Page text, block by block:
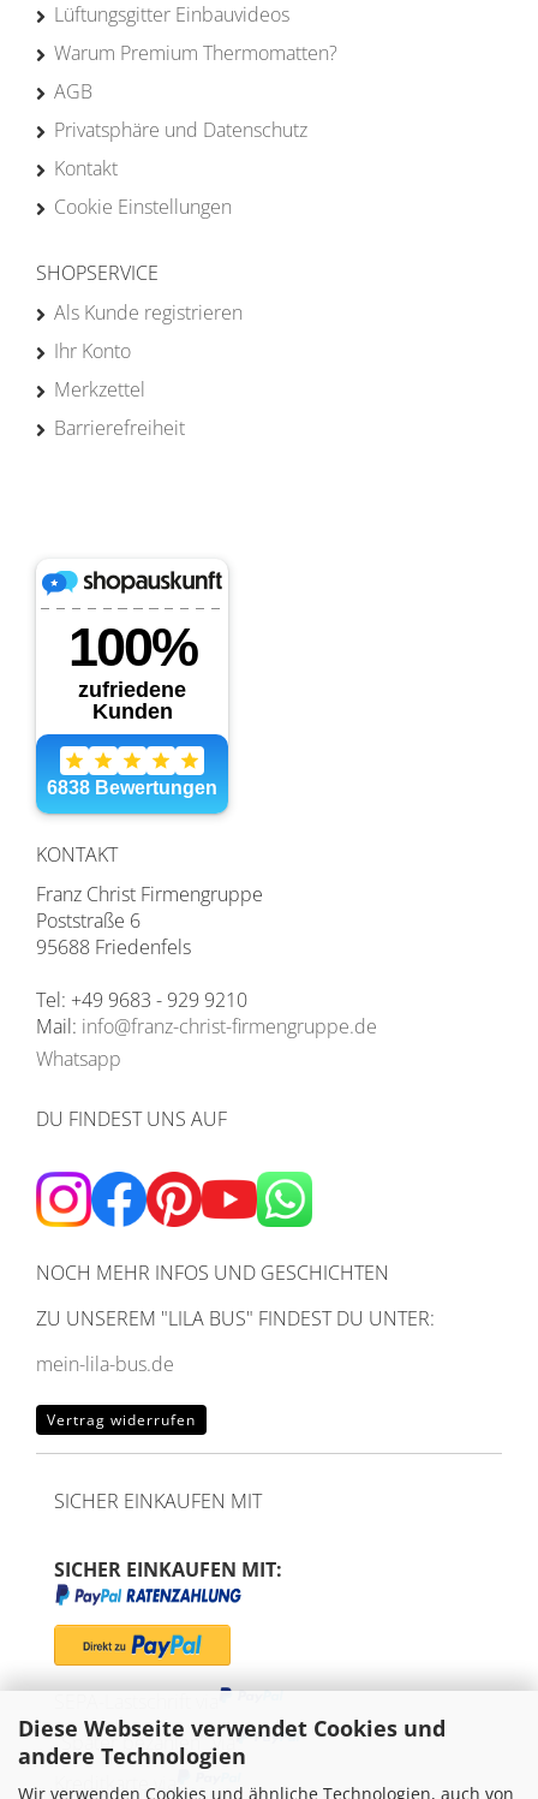
Diese Webseite verwendet Cookies und
andere Technologien
Wir verwenden Cookies und ähnliche Technologien, auch von
Lüftungsgitter Einbauvideos
Warum Premium Thermomatten?
AGB
Privatsphäre und Datenschutz
Kontakt
Cookie Einstellungen
SHOPSERVICE
Als Kunde registrieren
Ihr Konto
Merkzettel
Barrierefreiheit
KONTAKT
Franz Christ Firmengruppe
Poststraße 6
95688 Friedenfels
Tel: +49 9683 - 929 9210
Mail: info@franz-christ-firmengruppe.de
Whatsapp
DU FINDEST UNS AUF
NOCH MEHR INFOS UND GESCHICHTEN
ZU UNSEREM "LILA BUS" FINDEST DU UNTER:
mein-lila-bus.de
Vertrag widerrufen
SICHER EINKAUFEN MIT
SICHER EINKAUFEN MIT:
"Später bezahlen" via
Kreditkarte via